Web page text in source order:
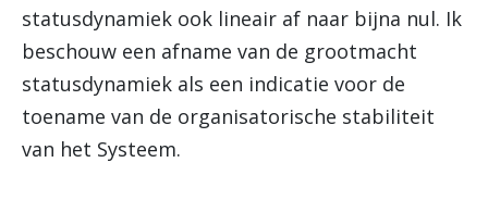
statusdynamiek ook lineair af naar bijna nul. Ik
beschouw een afname van de grootmacht
statusdynamiek als een indicatie voor de
toename van de organisatorische stabiliteit
van het Systeem.